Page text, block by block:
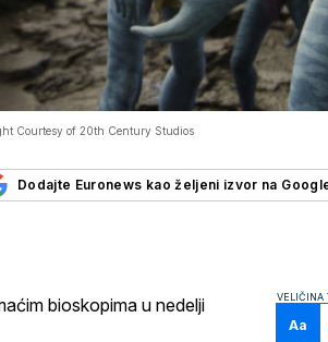
Courtesy of 20th Century Studios
Dodajte Euronews kao željeni izvor na
VELIČINA
Aa
bioskopima u nedelji